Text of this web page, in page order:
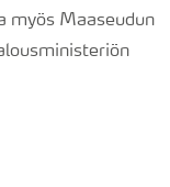
myös Maaseudun